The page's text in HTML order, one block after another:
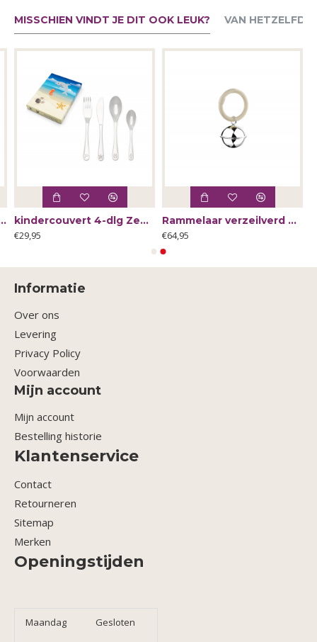
MISSCHIEN VINDT JE DIT OOK LEUK? VAN HETZELFDE
rvs - 53258
kindercouvert 4-dlg Zeedieren rvs - 62105
€29,95
Rammelaar verzeilverd A7360820 bal filet aan ring - 65484
€64,95
Informatie
Over ons
Levering
Privacy Policy
Voorwaarden
Mijn account
Mijn account
Bestelling historie
Klantenservice
Contact
Retourneren
Sitemap
Merken
Openingstijden
Maandag Gesloten